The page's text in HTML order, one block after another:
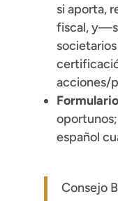
si aporta,
fiscal,
acciones/
oportunos;
español
Consejo